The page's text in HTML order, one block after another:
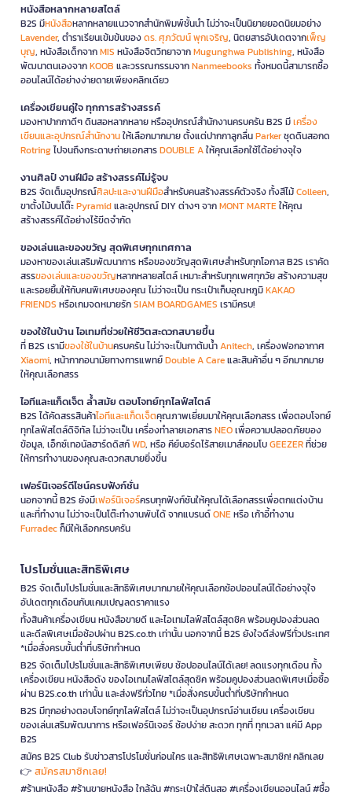
หนังสือหลากหลายสไตล์
B2S มีหนังสือหลากหลายแนวจากสำนักพิมพ์ชั้นนำ ไม่ว่าจะเป็นนิยายยอดนิยมอย่าง
Lavender, ตำราเรียนเข้มข้นของดร. ศุภวัฒน์ พุกเจริญ, นิตยสารอัปเดตจากเพ็ญ
บุญ, หนังสือเด็กจากMIS หนังสือจิตวิทยาจากMugunghwa Publishing, หนังสือ
พัฒนาตนเองจากKOOB และวรรณกรรมจากNanmeebooks ทั้งหมดนี้สามารถซื้อ
ออนไลน์ได้อย่างง่ายดายเพียงคลิกเดียว
เครื่องเขียนคู่ใจ ทุกการสร้างสรรค์
มองหาปากกาดีๆ ดินสอหลากหลาย หรืออุปกรณ์สำนักงานครบครัน B2S มีเครื่อง
เขียนและอุปกรณ์สำนักงานให้เลือกมากมาย ตั้งแต่ปากกาลูกลื่นParkerชุดดินสอกด
Rotringไปจนถึงกระดาษถ่ายเอกสารDOUBLE Aให้คุณเลือกใช้ได้อย่างจุใจ
งานศิลป์ งานฝีมือ สร้างสรรค์ไม่รู้จบ
B2S จัดเต็มอุปกรณ์ศิลปะและงานฝีมือสำหรับคนสร้างสรรค์ตัวจริง ทั้งสีไม้Colleen,
ขาตั้งไม้บนโต๊ะPyramidและอุปกรณ์ DIY ต่างๆ จากMONT MARTEให้คุณ
สร้างสรรค์ได้อย่างไร้ขีดจำกัด
ของเล่นและของขวัญ สุดพิเศษทุกเทศกาล
มองหาของเล่นเสริมพัฒนาการ หรือของขวัญสุดพิเศษสำหรับทุกโอกาส B2S เราคัด
สรรของเล่นและของขวัญหลากหลายสไตล์ เหมาะสำหรับทุกเพศทุกวัย สร้างความสุข
และรอยยิ้มให้กับคนพิเศษของคุณ ไม่ว่าจะเป็น กระเป๋าเก็บอุณหภูมิKAKAO
FRIENDS หรือเกมจดหมายรักSIAM BOARDGAMES เรามีครบ!
ของใช้ในบ้าน ไอเทมที่ช่วยให้ชีวิตสะดวกสบายขึ้น
ที่ B2S เรามีของใช้ในบ้านครบครัน ไม่ว่าจะเป็นกาต้มน้ำAnitech, เครื่องฟอกอากาศ
Xiaomi, หน้ากากอนามัยทางการแพทย์Double A Careและสินค้าอื่น ๆ อีกมากมาย
ให้คุณเลือกสรร
ไอทีและแก็ดเจ็ต ล้ำสมัย ตอบโจทย์ทุกไลฟ์สไตล์
B2S ได้คัดสรรสินค้าไอทีและแก็ดเจ็ตคุณภาพเยี่ยมมาให้คุณเลือกสรร เพื่อตอบโจทย์
ทุกไลฟ์สไตล์ดิจิทัล ไม่ว่าจะเป็น เครื่องทำลายเอกสารNEOเพื่อความปลอดภัยของ
ข้อมูล, เอ็กซ์เทอนัลฮาร์ดดิสก์WD, หรือ คีย์บอร์ดไร้สายเมาส์คอมโบGEEZERที่ช่วย
ให้การทำงานของคุณสะดวกสบายยิ่งขึ้น
เฟอร์นิเจอร์ดีไซน์ครบฟังก์ชั่น
นอกจากนี้ B2S ยังมีเฟอร์นิเจอร์ครบทุกฟังก์ชันให้คุณได้เลือกสรรเพื่อตกแต่งบ้าน
และที่ทำงาน ไม่ว่าจะเป็นโต๊ะทำงานพับได้ จากแบรนด์ONEหรือ เก้าอี้ทำงาน
Furradecก็มีให้เลือกครบครัน
โปรโมชั่นและสิทธิพิเศษ
B2S จัดเต็มโปรโมชั่นและสิทธิพิเศษมากมายให้คุณเลือกช้อปออนไลน์ได้อย่างจุใจ
อัปเดตทุกเดือนกับแคมเปญลดราคาแรง
ทั้งสินค้าเครื่องเขียน หนังสือขายดี และไอเทมไลฟ์สไตล์สุดชิค พร้อมคูปองส่วนลด
และดีลพิเศษเมื่อช้อปผ่าน B2S.co.th เท่านั้น นอกจากนี้ B2S ยังใจดีส่งฟรีทั่วประเทศ
*เมื่อสั่งครบขั้นต่ำที่บริษัทกำหนด
B2S จัดเต็มโปรโมชั่นและสิทธิพิเศษเพียบ ช้อปออนไลน์ได้เลย! ลดแรงทุกเดือน ทั้ง
เครื่องเขียน หนังสือดัง ของไอเทมไลฟ์สไตล์สุดชิค พร้อมคูปองส่วนลดพิเศษเมื่อซื้อ
ผ่าน B2S.co.th เท่านั้น และส่งฟรีทั่วไทย *เมื่อสั่งครบขั้นต่ำที่บริษัทกำหนด
B2S มีทุกอย่างตอบโจทย์ทุกไลฟ์สไตล์ ไม่ว่าจะเป็นอุปกรณ์อ่านเขียน เครื่องเขียน
ของเล่นเสริมพัฒนาการ หรือเฟอร์นิเจอร์ ช้อปง่าย สะดวก ทุกที่ ทุกเวลา แค่มี App
B2S
สมัคร B2S Club รับข่าวสารโปรโมชั่นก่อนใคร และสิทธิพิเศษเฉพาะสมาชิก! คลิกเลย
👉 สมัครสมาชิกเลย!
#ร้านหนังสือ #ร้านขายหนังสือ ใกล้ฉัน #กระเป๋าใส่ดินสอ #เครื่องเขียนออนไลน์ #ซื้อ